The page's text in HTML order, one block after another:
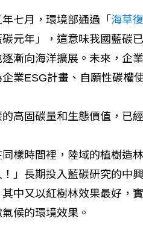
年七月，環境部通過「 海草
碳元年」，這意味我國藍碳
逐漸向海洋擴展。未來，企
業ESG計畫、自願性碳權
的高固碳量和生態價值，已
同樣時間裡，陸域的植樹造
！」長期投入藍碳研究的中
其中又以紅樹林效果最好，
候的環境效果。